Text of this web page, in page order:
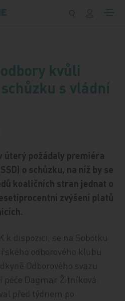
kvůli
s vládní
úterý požádaly premiéra
o schůzku, na níž by se
koaličních stran jednat o
zvýšení platů
k dispozici, se na Sobotku
odborového klubu
Odborového svazu
Dagmar Žitníková.
před týdnem po